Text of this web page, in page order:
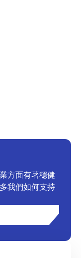
方面有著穩健
我們如何支持